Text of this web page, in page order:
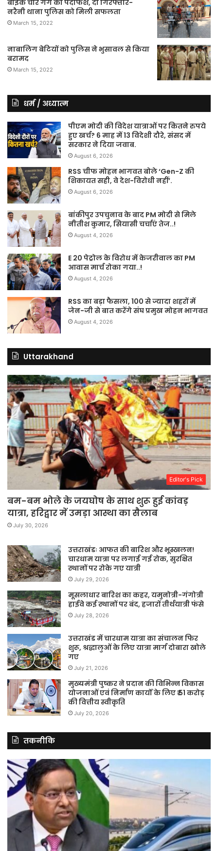
बाईक चोर गैंग का पर्दाफश, दो गिरफ्तार-
नरैनी थाना पुलिस को मिली सफलता
March 15, 2022
नाबालिग बेटियों को पुलिस ने भुसावल से किया
बरामद
March 15, 2022
धर्म / अध्यात्म
पीएम मोदी की विदेश यात्राओं पर कितने रुपये
हुए खर्च? 6 माह में 13 विदेशी दौरे, संसद में
सरकार ने दिया जवाब.
August 6, 2026
RSS चीफ मोहन भागवत बोले ‘Gen-Z की
शिकायत सही, वे देश-विरोधी नहीं’.
August 6, 2026
बांकीपुर उपचुनाव के बाद PM मोदी से मिले
नीतीश कुमार, सियासी चर्चाएं तेज..!
August 4, 2026
E 20 पेट्रोल के विरोध में केजरीवाल का PM
आवास मार्च रोका गया..!
August 4, 2026
RSS का बड़ा फैसला, 100 से ज्यादा शहरों में
जेन-जी से बात करेंगे संघ प्रमुख मोहन भागवत
August 4, 2026
Uttarakhand
Editor's Pick
बम-बम भोले के जयघोष के साथ शुरू हुई कांवड़
यात्रा, हरिद्वार में उमड़ा आस्था का सैलाब
July 30, 2026
उत्तराखंडः आफत की बारिश और भूस्खलन!
चारधाम यात्रा पर लगाई गई रोक, सुरक्षित
स्थानों पर रोके गए यात्री
July 29, 2026
मूसलाधार बारिश का कहर, यमुनोत्री-गंगोत्री
हाईवे कई स्थानों पर बंद, हजारों तीर्थयात्री फंसे
July 28, 2026
उत्तराखंड में चारधाम यात्रा का संचालन फिर
शुरू, श्रद्धालुओं के लिए यात्रा मार्ग दोबारा खोले
गए
July 21, 2026
मुख्यमंत्री पुष्कर ने प्रदान की विभिन्न विकास
योजनाओं एवं निर्माण कार्यों के लिए ₹ 51 करोड़
की वित्तीय स्वीकृति
July 20, 2026
तकनीकि